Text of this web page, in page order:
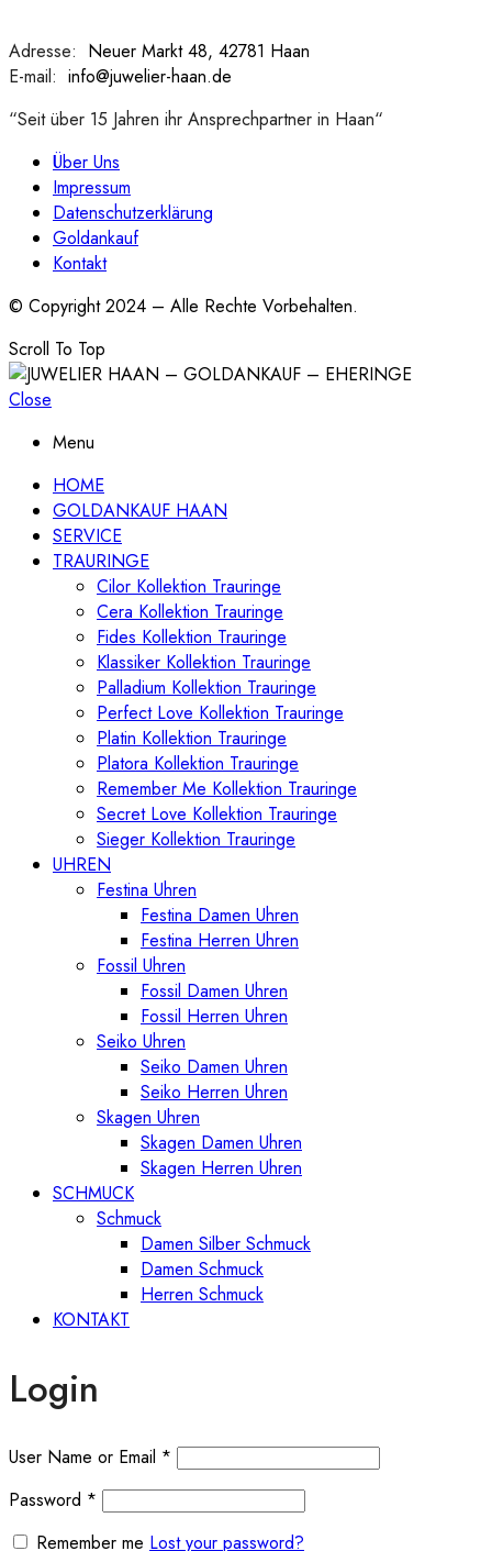
Adresse: Neuer Markt 48, 42781 Haan
E-mail: info@juwelier-haan.de
“Seit über 15 Jahren ihr Ansprechpartner in Haan“
Über Uns
Impressum
Datenschutzerklärung
Goldankauf
Kontakt
© Copyright 2024 – Alle Rechte Vorbehalten.
Scroll To Top
Close
Menu
HOME
GOLDANKAUF HAAN
SERVICE
TRAURINGE
Cilor Kollektion Trauringe
Cera Kollektion Trauringe
Fides Kollektion Trauringe
Klassiker Kollektion Trauringe
Palladium Kollektion Trauringe
Perfect Love Kollektion Trauringe
Platin Kollektion Trauringe
Platora Kollektion Trauringe
Remember Me Kollektion Trauringe
Secret Love Kollektion Trauringe
Sieger Kollektion Trauringe
UHREN
Festina Uhren
Festina Damen Uhren
Festina Herren Uhren
Fossil Uhren
Fossil Damen Uhren
Fossil Herren Uhren
Seiko Uhren
Seiko Damen Uhren
Seiko Herren Uhren
Skagen Uhren
Skagen Damen Uhren
Skagen Herren Uhren
SCHMUCK
Schmuck
Damen Silber Schmuck
Damen Schmuck
Herren Schmuck
KONTAKT
Login
User Name or Email *
Password *
Remember me Lost your password?